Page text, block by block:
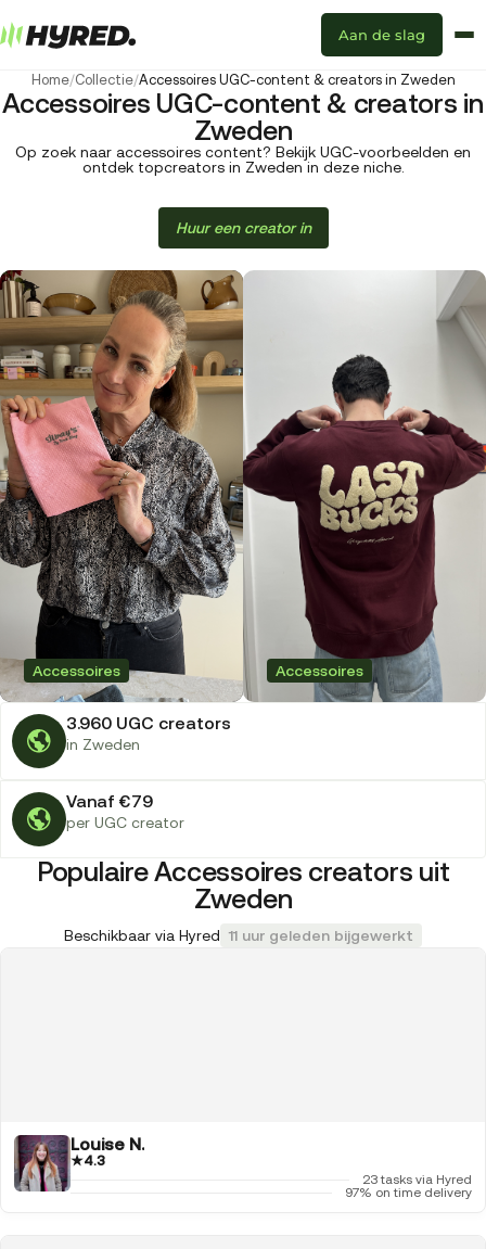
Aan de slag
Home/Collectie/Accessoires UGC-content & creators in Zweden
Accessoires UGC-content & creators in
Zweden
Op zoek naar accessoires content? Bekijk UGC-voorbeelden en
ontdek topcreators in Zweden in deze niche.
Huur een creator in
3.960 UGC creators
in Zweden
Accessoires Accessoires
Vanaf €79
per UGC creator
Populaire Accessoires creators uit
Zweden
Beschikbaar via Hyred 11 uur geleden bijgewerkt
Louise N.
★4.3
23 tasks via Hyred
97% on time delivery